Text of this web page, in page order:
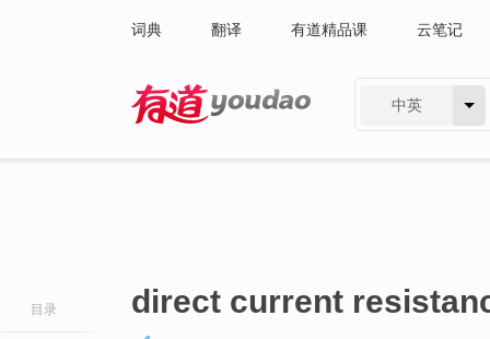
词典 翻译 有道精品课 云笔记
中英
目录 direct current